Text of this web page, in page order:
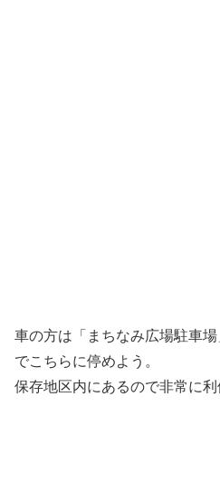
車の方は「まちなみ広場駐車
でこちらに停めよう。
保存地区内にあるので非常に利